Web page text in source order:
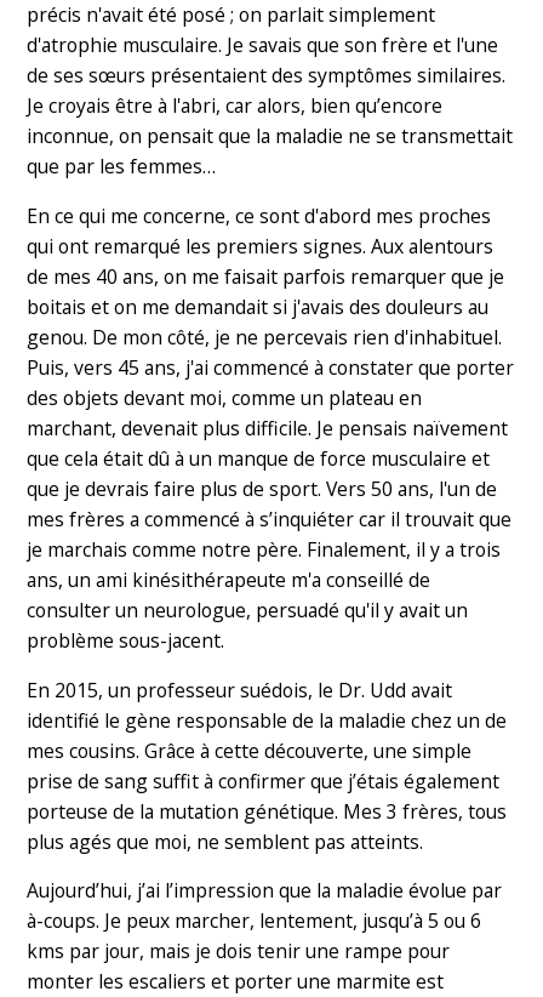
précis n'avait été posé ; on parlait simplement
d'atrophie musculaire. Je savais que son frère et l'une
de ses sœurs présentaient des symptômes similaires.
Je croyais être à l'abri, car alors, bien qu’encore
inconnue, on pensait que la maladie ne se transmettait
que par les femmes…
En ce qui me concerne, ce sont d'abord mes proches
qui ont remarqué les premiers signes. Aux alentours
de mes 40 ans, on me faisait parfois remarquer que je
boitais et on me demandait si j'avais des douleurs au
genou. De mon côté, je ne percevais rien d'inhabituel.
Puis, vers 45 ans, j'ai commencé à constater que porter
des objets devant moi, comme un plateau en
marchant, devenait plus difficile. Je pensais naïvement
que cela était dû à un manque de force musculaire et
que je devrais faire plus de sport. Vers 50 ans, l'un de
mes frères a commencé à s’inquiéter car il trouvait que
je marchais comme notre père. Finalement, il y a trois
ans, un ami kinésithérapeute m'a conseillé de
consulter un neurologue, persuadé qu'il y avait un
problème sous-jacent.
En 2015, un professeur suédois, le Dr. Udd avait
identifié le gène responsable de la maladie chez un de
mes cousins. Grâce à cette découverte, une simple
prise de sang suffit à confirmer que j’étais également
porteuse de la mutation génétique. Mes 3 frères, tous
plus agés que moi, ne semblent pas atteints.
Aujourd’hui, j’ai l’impression que la maladie évolue par
à-coups. Je peux marcher, lentement, jusqu’à 5 ou 6
kms par jour, mais je dois tenir une rampe pour
monter les escaliers et porter une marmite est